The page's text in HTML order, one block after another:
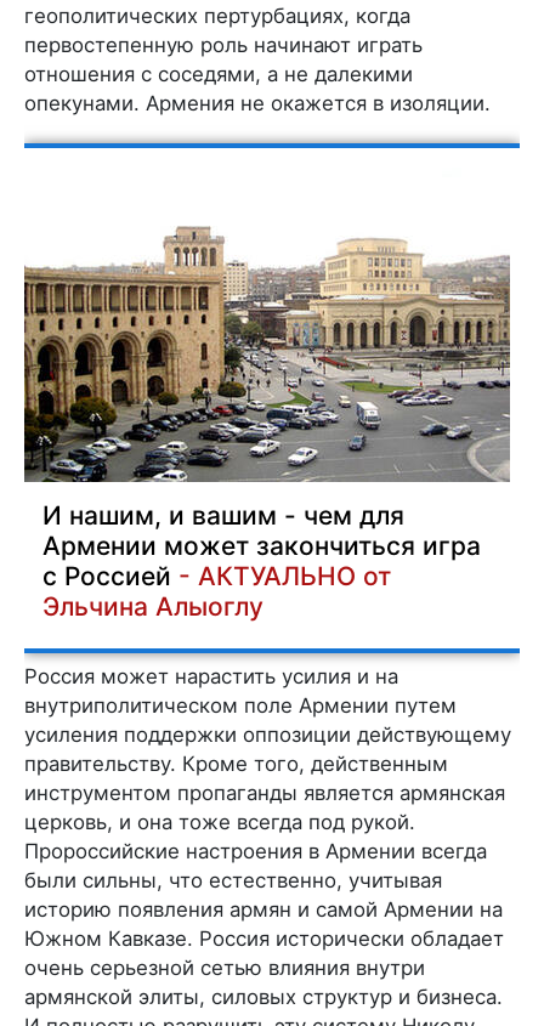
геополитических пертурбациях, когда
первостепенную роль начинают играть
отношения с соседями, а не далекими
опекунами. Армения не окажется в изоляции.
И нашим, и вашим - чем для
Армении может закончиться игра
с Россией - АКТУАЛЬНО от
Эльчина Алыоглу
Россия может нарастить усилия и на
внутриполитическом поле Армении путем
усиления поддержки оппозиции действующему
правительству. Кроме того, действенным
инструментом пропаганды является армянская
церковь, и она тоже всегда под рукой.
Пророссийские настроения в Армении всегда
были сильны, что естественно, учитывая
историю появления армян и самой Армении на
Южном Кавказе. Россия исторически обладает
очень серьезной сетью влияния внутри
армянской элиты, силовых структур и бизнеса.